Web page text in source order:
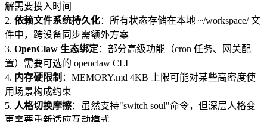
解需要投入时间
2. 依赖文件系统持久化：所有状态存储在本地 ~/workspace/ 文
件中，跨设备同步需额外方案
3. OpenClaw 生态绑定：部分高级功能（cron 任务、网关配
置）需要可选的 openclaw CLI
4. 内存硬限制 ：MEMORY.md 4KB 上限可能对某些高密度使
用场景构成约束
5. 人格切换摩擦：虽然支持"switch soul"命令，但深层人格变
更需要重新适应互动模式